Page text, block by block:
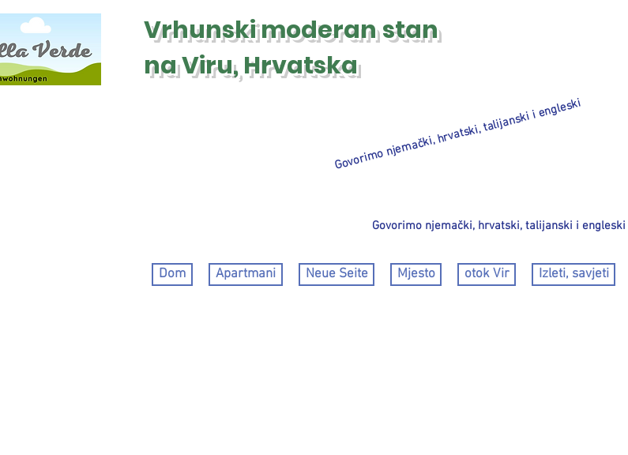
Vrhunski moderan stan
na Viru, Hrvatska
Govorimo njemački, hrvatski, talijanski i engleski
Govorimo njemački, hrvatski, talijanski i engleski
Dom Apartmani Neue Seite Mjesto otok Vir Izleti, savjeti